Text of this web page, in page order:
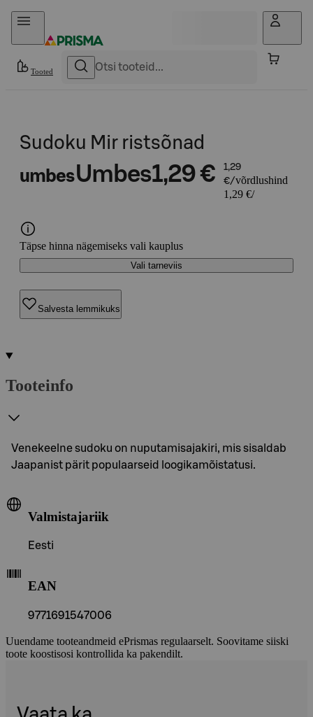
Otse sisu juurde
Tooted
Sudoku Mir ristsõnad
umbesUmbes1,29 €
1,29
€/võrdlushind
1,29 €/
Täpse hinna nägemiseks vali kauplus
Vali tarneviis
Salvesta lemmikuks
Tooteinfo
Venekeelne sudoku on nuputamisajakiri, mis sisaldab
Jaapanist pärit populaarseid loogikamõistatusi.
Valmistajariik
Eesti
EAN
9771691547006
Uuendame tooteandmeid ePrismas regulaarselt. Soovitame siiski
toote koostisosi kontrollida ka pakendilt.